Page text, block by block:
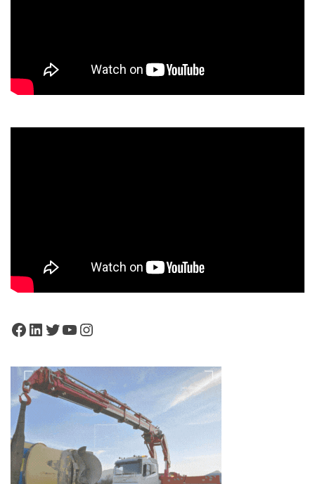
Facebook
LinkedIn
Twitter
YouTube
Instagram